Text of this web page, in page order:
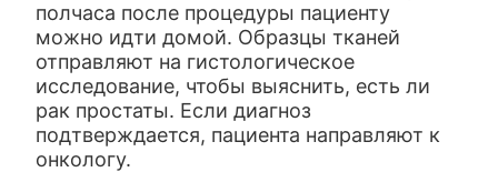
полчаса после процедуры пациенту
можно идти домой. Образцы тканей
отправляют на гистологическое
исследование, чтобы выяснить, есть ли
рак простаты. Если диагноз
подтверждается, пациента направляют к
онкологу.